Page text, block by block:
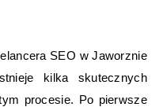
SEO w Jaworznie
kilka skutecznych
procesie. Po pierwsze